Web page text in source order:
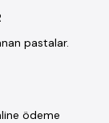
pastalar.
ödeme